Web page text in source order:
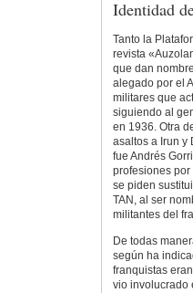
Identidad
Tanto la
revista
que dan
alegado por el
militares que
siguiendo al
en 1936. Otra
asaltos a Irun y
fue Andrés
profesiones
se piden
TAN, al ser
militantes del
De todas
según ha
franquistas
vio involucrado